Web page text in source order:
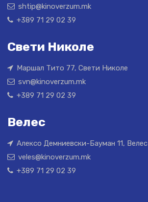
shtip@kinoverzum.mk
+389 71 29 02 39
Свети Николе
Маршал Тито 77, Свети Николе
svn@kinoverzum.mk
+389 71 29 02 39
Велес
Алексо Демниевски-Бауман 11, Велес
veles@kinoverzum.mk
+389 71 29 02 39